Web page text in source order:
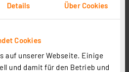
Details Über Cookies
Cookies
auf unserer Webseite. Einige
und damit für den Betrieb und